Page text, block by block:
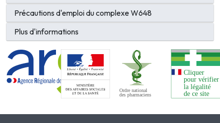
Précautions d'emploi du complexe W648
Plus d'informations